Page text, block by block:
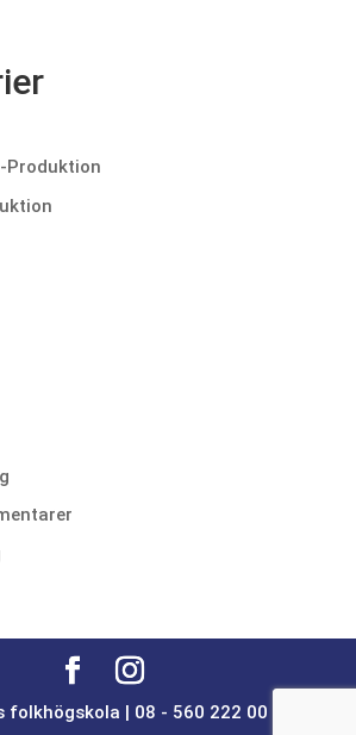
Produktion
folkhögskola | 08 - 560 222 00 |